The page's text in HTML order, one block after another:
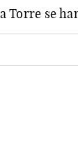
Torre se